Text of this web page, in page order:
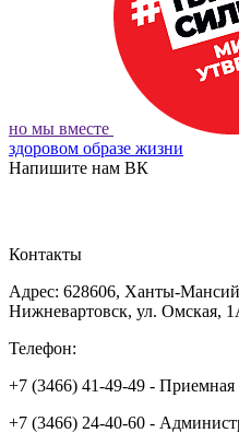
но мы вместе
здоровом образе жизни
Напишите нам ВК
Контакты
Адрес: 628606, Ханты-
Нижневартовск, ул. Омская,
Телефон:
+7 (3466) 41-49-49 - Приемная
+7 (3466) 24-40-60 -